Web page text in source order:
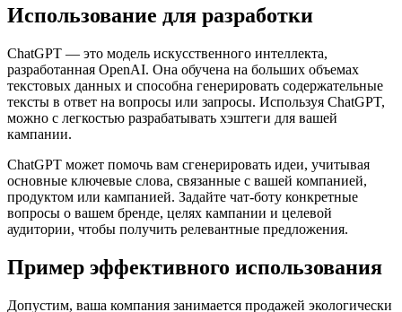
Использование для разработки
ChatGPT — это модель искусственного интеллекта,
разработанная OpenAI. Она обучена на больших объемах
текстовых данных и способна генерировать содержательные
тексты в ответ на вопросы или запросы. Используя ChatGPT,
можно с легкостью разрабатывать хэштеги для вашей
кампании.
ChatGPT может помочь вам сгенерировать идеи, учитывая
основные ключевые слова, связанные с вашей компанией,
продуктом или кампанией. Задайте чат-боту конкретные
вопросы о вашем бренде, целях кампании и целевой
аудитории, чтобы получить релевантные предложения.
Пример эффективного использования
Допустим, ваша компания занимается продажей экологически